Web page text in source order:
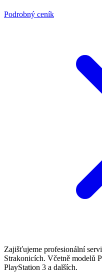
Podrobný ceník
Zajišťujeme profesionální
Strakonicích. Včetně modelů
PlayStation 3 a dalších.